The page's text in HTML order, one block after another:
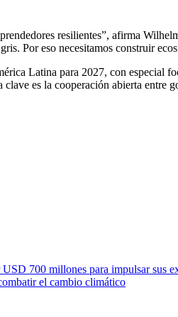
resilientes”, afirma
Por eso necesitamos construir
Latina para 2027, con
es la cooperación abierta entre
700 millones para impulsar sus
el cambio climático